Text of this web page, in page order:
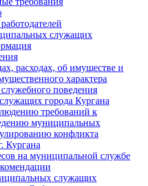
служащих
расходах, об имуществе и
характера
поведения
города Кургана
требований к
муниципальных
конфликта
Кургана
на муниципальной службе
служащих